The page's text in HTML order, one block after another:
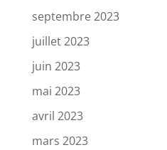
septembre 2023
juillet 2023
juin 2023
mai 2023
avril 2023
mars 2023